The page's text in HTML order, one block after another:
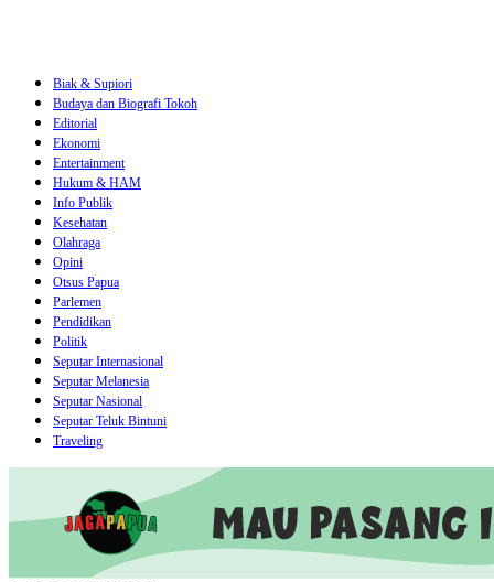
Biak & Supiori
Budaya dan Biografi Tokoh
Editorial
Ekonomi
Entertainment
Hukum & HAM
Info Publik
Kesehatan
Olahraga
Opini
Otsus Papua
Parlemen
Pendidikan
Politik
Seputar Internasional
Seputar Melanesia
Seputar Nasional
Seputar Teluk Bintuni
Traveling